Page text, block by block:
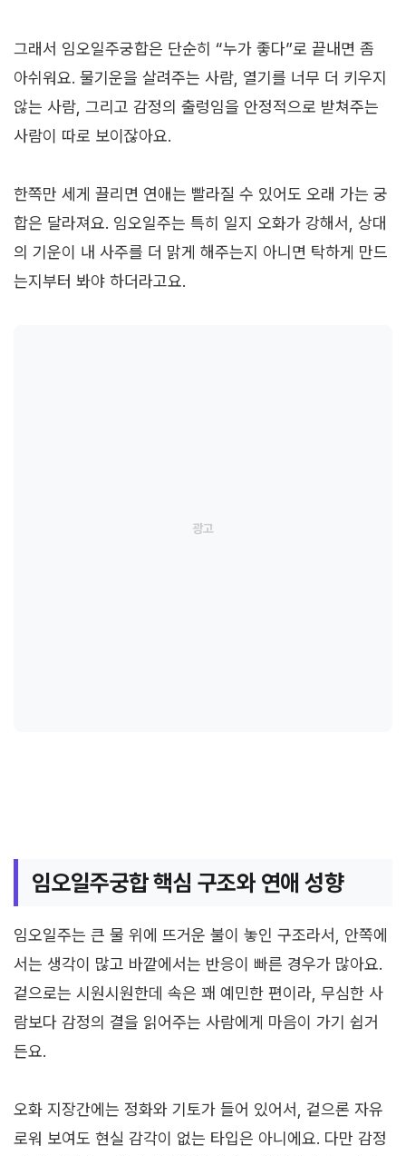
그래서 임오일주궁합은 단순히 “누가 좋다”로 끝내면 좀
아쉬워요. 물기운을 살려주는 사람, 열기를 너무 더 키우지
않는 사람, 그리고 감정의 출렁임을 안정적으로 받쳐주는
사람이 따로 보이잖아요.
한쪽만 세게 끌리면 연애는 빨라질 수 있어도 오래 가는 궁
합은 달라져요. 임오일주는 특히 일지 오화가 강해서, 상대
의 기운이 내 사주를 더 맑게 해주는지 아니면 탁하게 만드
는지부터 봐야 하더라고요.
임오일주궁합 핵심 구조와 연애 성향
임오일주는 큰 물 위에 뜨거운 불이 놓인 구조라서, 안쪽에
서는 생각이 많고 바깥에서는 반응이 빠른 경우가 많아요.
겉으로는 시원시원한데 속은 꽤 예민한 편이라, 무심한 사
람보다 감정의 결을 읽어주는 사람에게 마음이 가기 쉽거
든요.
오화 지장간에는 정화와 기토가 들어 있어서, 겉으론 자유
로워 보여도 현실 감각이 없는 타입은 아니에요. 다만 감정